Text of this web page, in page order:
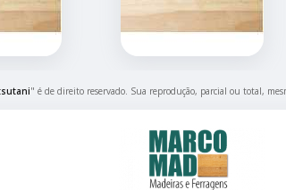
" é de direito reservado. Sua reprodução, parcial ou total,